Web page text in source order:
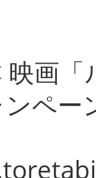
映画
ペー